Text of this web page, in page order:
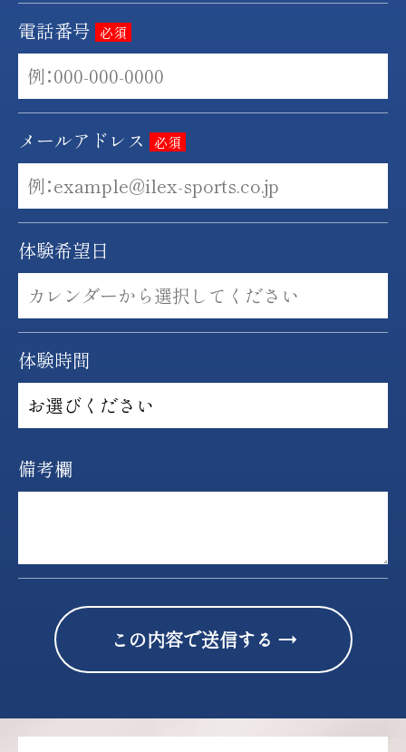
電話番号 必須
メールアドレス 必須
体験希望日
体験時間
備考欄